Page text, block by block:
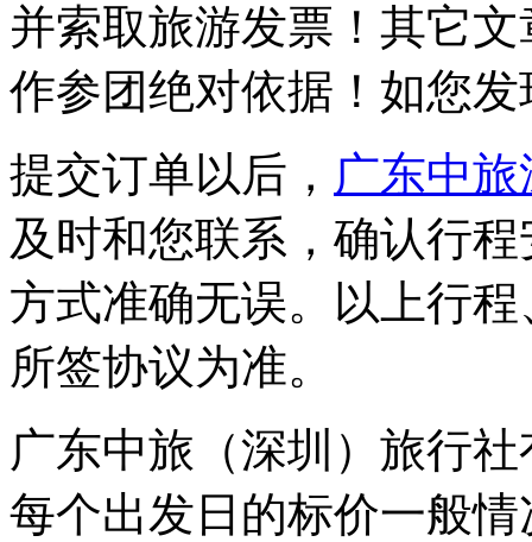
并索取旅游发票！其它
作参团绝对依据！如您
提交订单以后， 广东中旅
及时和您联系，确认行
方式准确无误。以上行
所签协议为准。
广东中旅（深圳）旅行
每个出发日的标价一般